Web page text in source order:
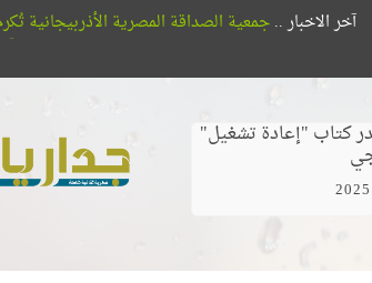
جمعية الصداقة المصرية الأذربيجانية تُكرم 18 طالباً بجامعة القاهرة لتفوقهم في اللغة الأذربيجانية
يصنع مُضللين لا مرشدين
أفلا
كتاب "إعادة تشغيل"